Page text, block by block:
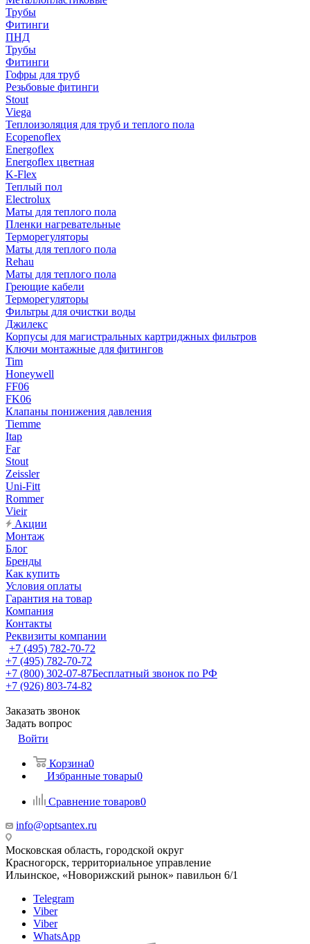
Трубы
Фитинги
ПНД
Трубы
Фитинги
Гофры для труб
Резьбовые фитинги
Stout
Viega
Теплоизоляция для труб и теплого пола
Ecopenoflex
Energoflex
Energoflex цветная
K-Flex
Теплый пол
Electrolux
Маты для теплого пола
Пленки нагревательные
Терморегуляторы
Маты для теплого пола
Rehau
Маты для теплого пола
Греющие кабели
Терморегуляторы
Фильтры для очистки воды
Джилекс
Корпусы для магистральных картриджных фильтров
Ключи монтажные для фитингов
Tim
Honeywell
FF06
FK06
Клапаны понижения давления
Tiemme
Itap
Far
Stout
Zeissler
Uni-Fitt
Rommer
Vieir
Акции
Монтаж
Блог
Бренды
Как купить
Условия оплаты
Гарантия на товар
Компания
Контакты
Реквизиты компании
+7 (495) 782-70-72
+7 (495) 782-70-72
+7 (800) 302-07-87Бесплатный звонок по РФ
+7 (926) 803-74-82
Заказать звонок
Задать вопрос
Войти
Корзина0
Избранные товары0
Сравнение товаров0
info@optsantex.ru
Московская область, городской округ
Красногорск, территориальное управление
Ильинское, «Новорижский рынок» павильон 6/1
Telegram
Viber
Viber
WhatsApp